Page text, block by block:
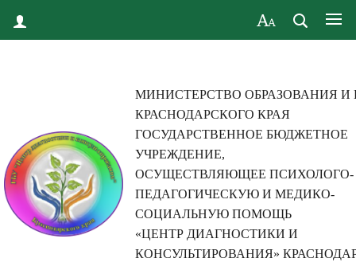
МИНИСТЕРСТВО ОБРАЗОВАНИЯ И
КРАСНОДАРСКОГО КРАЯ
ГОСУДАРСТВЕННОЕ БЮДЖЕТНОЕ
УЧРЕЖДЕНИЕ,
ОСУЩЕСТВЛЯЮЩЕЕ ПСИХОЛОГО-
ПЕДАГОГИЧЕСКУЮ И МЕДИКО-
СОЦИАЛЬНУЮ ПОМОЩЬ
«ЦЕНТР ДИАГНОСТИКИ И
КОНСУЛЬТИРОВАНИЯ»